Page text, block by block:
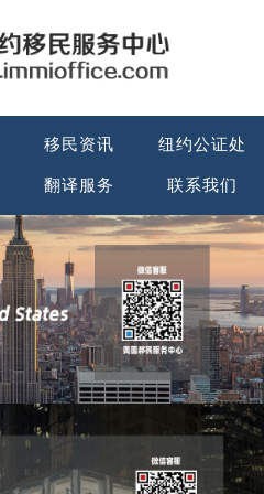
移民资讯 纽约公证处
翻译服务 联系我们